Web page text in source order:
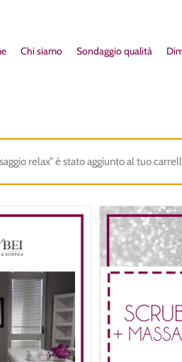
Chi siamo Sondaggio qualità
relax” è stato aggiunto al tuo